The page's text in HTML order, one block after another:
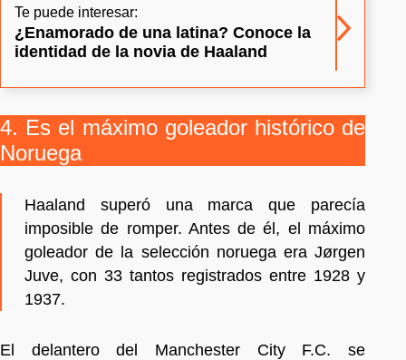
Te puede interesar:
¿Enamorado de una latina? Conoce la
identidad de la novia de Haaland
4. Es el máximo goleador histórico de
Noruega
Haaland superó una marca que parecía
imposible de romper. Antes de él, el máximo
goleador de la selección noruega era Jørgen
Juve, con 33 tantos registrados entre 1928 y
1937.
El delantero del Manchester City F.C. se